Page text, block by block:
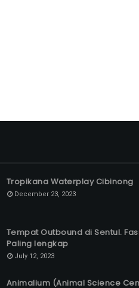
Tropikana Waterplay Cibinong
December 23, 2023
Tempat Outbound di Sentul.
Paling lengkap
July 12, 2023
Animalium (Animal Science